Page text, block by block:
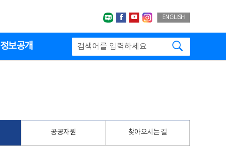
네이버블로그
페이스북
유투브인스타그랩
ENGLISH
정보공개
공공자원 찾아오시는 길